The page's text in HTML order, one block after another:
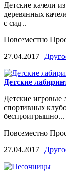
Детские качели
деревянных
с сид...
Повсеместно
27.04.2017 |
Детские
Детские игровые
спортивных
беспроигрышно...
Повсеместно
27.04.2017 |